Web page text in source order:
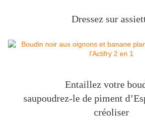
Dressez sur
Entaillez votre
saupoudrez-le de piment
créoliser